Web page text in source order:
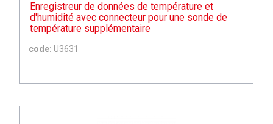
Enregistreur de données de température et
d'humidité avec connecteur pour une sonde de
température supplémentaire
code: U3631